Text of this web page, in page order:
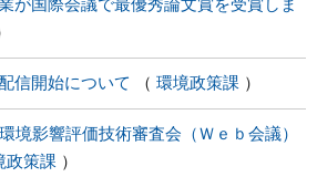
が国際会議で最優秀論文賞を受賞しま
信開始について 環境政策課
境影響評価技術審査会（Ｗｅｂ会議）
政策課